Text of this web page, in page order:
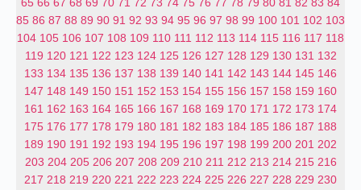
85 86 87 88 89 90 91 92 93 94 95 96 97 98 99 100 101 102 103
104 105 106 107 108 109 110 111 112 113 114 115 116 117 118
119 120 121 122 123 124 125 126 127 128 129 130 131 132
133 134 135 136 137 138 139 140 141 142 143 144 145 146
147 148 149 150 151 152 153 154 155 156 157 158 159 160
161 162 163 164 165 166 167 168 169 170 171 172 173 174
175 176 177 178 179 180 181 182 183 184 185 186 187 188
189 190 191 192 193 194 195 196 197 198 199 200 201 202
203 204 205 206 207 208 209 210 211 212 213 214 215 216
217 218 219 220 221 222 223 224 225 226 227 228 229 230